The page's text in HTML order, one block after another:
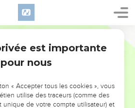
PAS L’ÉVÉNEMENT
L’ANNÉE !
est importante
pour nous
« Accepter tous les cookies », vous
utilise des traceurs (comme des
unique de votre compte utilisateur) et